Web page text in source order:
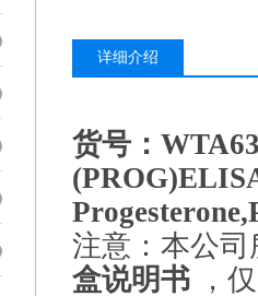
详细介绍
货号：
注意：本公
盒说明书 ，